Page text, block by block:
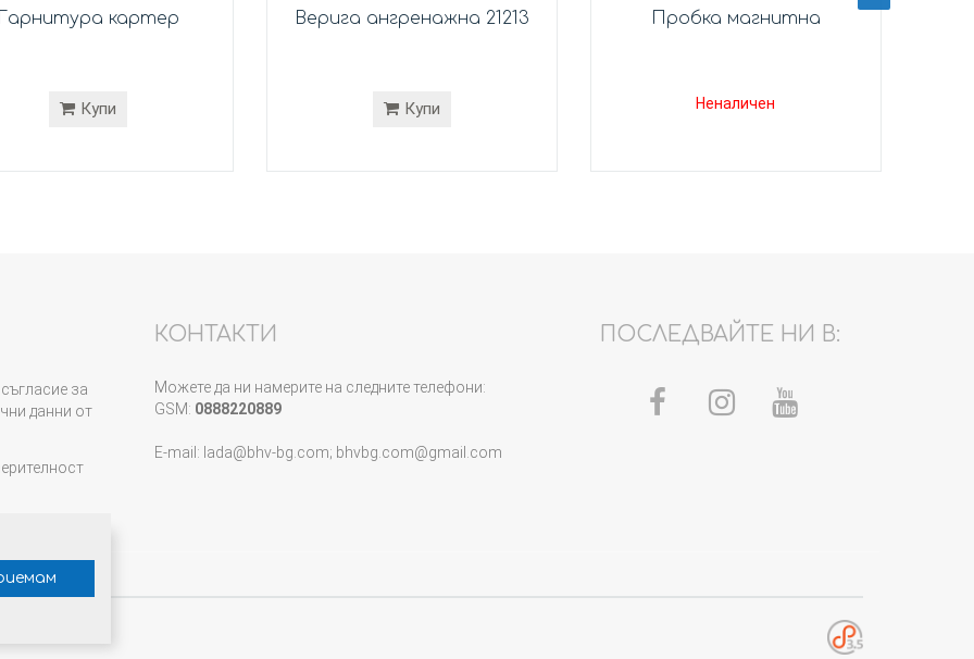
Гарнитура картер
Купи
Верига ангренажна 21213
Купи
Пробка магнитна
Неналичен
за
данни от
КОНТАКТИ
Можете да ни намерите на следните телефони:
GSM: 0888220889
E-mail: lada@bhv-bg.com; bhvbg.com@gmail.com
ПОСЛЕДВАЙТЕ НИ В: